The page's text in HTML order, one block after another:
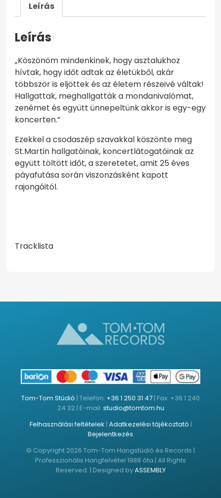
Leírás
Leírás
„Köszönöm mindenkinek, hogy asztalukhoz
hívtak, hogy időt adtak az életükből, akár
többször is eljöttek és az életem részeivé váltak!
Hallgattak, meghallgatták a mondanivalómat,
zenémet és együtt ünnepeltünk akkor is egy-egy
koncerten.”
Ezekkel a csodaszép szavakkal köszönte meg
St.Martin hallgatóinak, koncertlátogatóinak az
együtt töltött időt, a szeretetet, amit 25 éves
páyafutása során viszonzásként kapott
rajongóitól.
Tracklista
Tom-Tom Stúdió | Telefon: +36 1 250 31 47 | Fax: +36 1 240
24 32 | E-mail: studio@tomtom.hu
Felhasználási feltételek | Adatkezelési tájékoztató |
Bejelentkezés
© Copyright 2026 Tom-Tom Hangstúdió és Records |
Professzionális Hangfelvétel 1988 óta | All Rights
Reserved. | Designed byASSEMBLY